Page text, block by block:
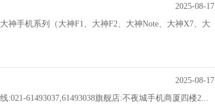
2025-08-17
神手机系列（大神F1、大神F2、大神Note、大神X7、大
2025-08-17
:021-61493037,61493038旗舰店:不夜城手机商厦四楼2...